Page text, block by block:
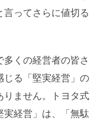
ってさらに値切る
多くの経営者の皆さ
じる「堅実経営」の
りません。トヨタ式
実経営」は、「無駄